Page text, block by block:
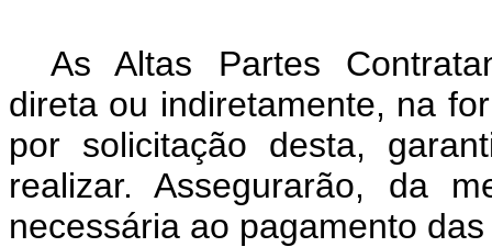
As Altas Partes
direta ou indiretamente, na
por solicitação desta,
realizar. Assegurarão, da
necessária ao pagamento